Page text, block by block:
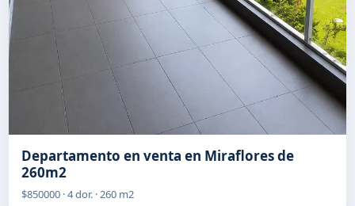
Departamento en venta en Miraflores de
260m2
$850000 · 4 dor. · 260 m2